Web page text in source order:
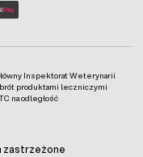
Inspektorat Weterynarii
produktami leczniczymi
na odległość
zastrzeżone